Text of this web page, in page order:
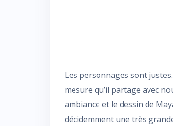
Les personnages sont
mesure qu’il partage avec
ambiance et le dessin de
décidemment une très